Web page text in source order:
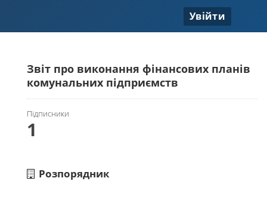
Увійти
Звіт про виконання фінансових планів
комунальних підприємств
Підписники
1
Розпорядник